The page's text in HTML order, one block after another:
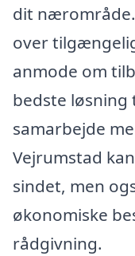
dit
over
anmode om
bedste løsning
samarbejde
Vejrumstad
sindet, men
økonomiske
rådgivning.